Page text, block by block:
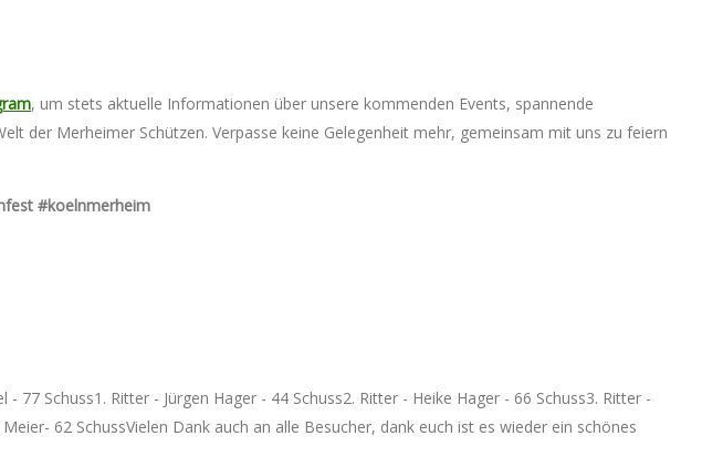
, um stets aktuelle Informationen über unsere kommenden Events, spannende
der Merheimer Schützen. Verpasse keine Gelegenheit mehr, gemeinsam mit uns zu feiern
#koelnmerheim
- 77 Schuss1. Ritter - Jürgen Hager - 44 Schuss2. Ritter - Heike Hager - 66 Schuss3. Ritter -
62 SchussVielen Dank auch an alle Besucher, dank euch ist es wieder ein schönes